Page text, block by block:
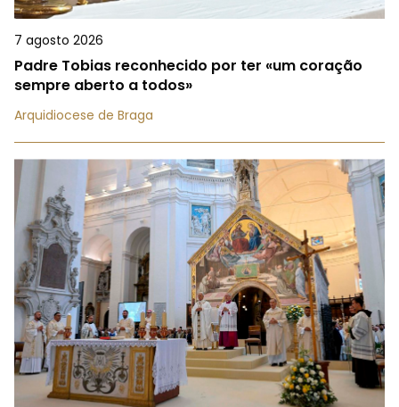
7 agosto 2026
Padre Tobias reconhecido por ter «um coração
sempre aberto a todos»
Arquidiocese de Braga